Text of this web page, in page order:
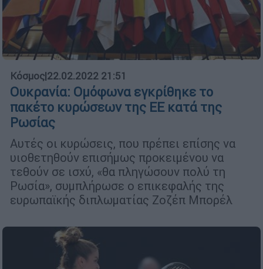
Κόσμος|22.02.2022 21:51
Ουκρανία: Ομόφωνα εγκρίθηκε το
πακέτο κυρώσεων της ΕΕ κατά της
Ρωσίας
Αυτές οι κυρώσεις, που πρέπει επίσης να
υιοθετηθούν επισήμως προκειμένου να
τεθούν σε ισχύ, «θα πληγώσουν πολύ τη
Ρωσία», συμπλήρωσε ο επικεφαλής της
ευρωπαϊκής διπλωματίας Ζοζέπ Μπορέλ